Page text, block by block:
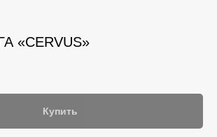
«CERVUS»
Купить